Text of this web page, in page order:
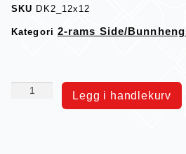
SKU DK2_12x12
Kategori 2-rams Side/
Legg i handlekurv